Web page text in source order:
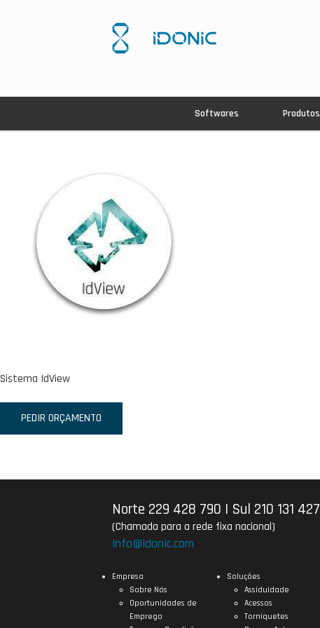
Softwares Produtos
Sistema IdView
PEDIR ORÇAMENTO
Norte 229 428 790 | Sul 210 131 427
(Chamada para a rede fixa nacional)
info@idonic.com
Empresa
Sobre Nós
Oportunidades de
Emprego
Soluções
Assiduidade
Acessos
Torniquetes